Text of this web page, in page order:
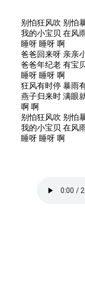
别怕狂风吹 别怕
我的小宝贝 在风
睡呀 睡呀 啊
爸爸回来呀 亲亲
爸爸年纪老 有宝
睡呀 睡呀 啊
狂风有时停 暴雨
燕子归来时 满眼
啊 啊
别怕狂风吹 别怕
我的小宝贝 在风
睡呀 睡呀 啊